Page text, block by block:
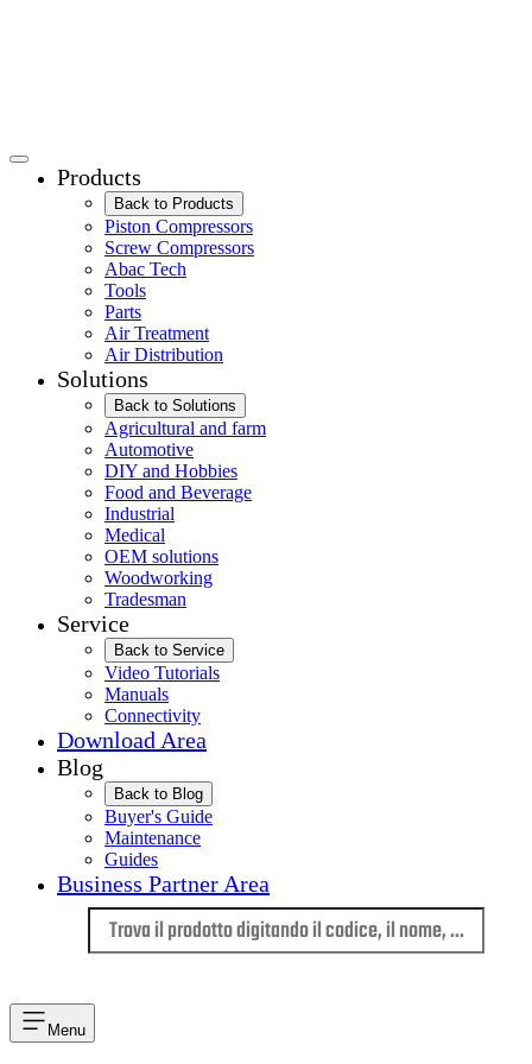
Products
Back to Products
Piston Compressors
Screw Compressors
Abac Tech
Tools
Parts
Air Treatment
Air Distribution
Solutions
Back to Solutions
Agricultural and farm
Automotive
DIY and Hobbies
Food and Beverage
Industrial
Medical
OEM solutions
Woodworking
Tradesman
Service
Back to Service
Video Tutorials
Manuals
Connectivity
Download Area
Blog
Back to Blog
Buyer's Guide
Maintenance
Guides
Business Partner Area
Menu